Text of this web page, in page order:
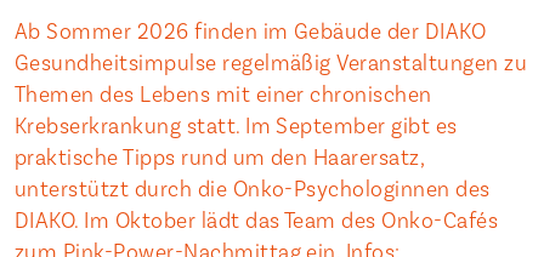
Ab Sommer 2026 finden im Gebäude der DIAKO
Gesundheitsimpulse regelmäßig Veranstaltungen zu
Themen des Lebens mit einer chronischen
Krebserkrankung statt. Im September gibt es
praktische Tipps rund um den Haarersatz,
unterstützt durch die Onko-Psychologinnen des
DIAKO. Im Oktober lädt das Team des Onko-Cafés
zum Pink-Power-Nachmittag ein. Infos: